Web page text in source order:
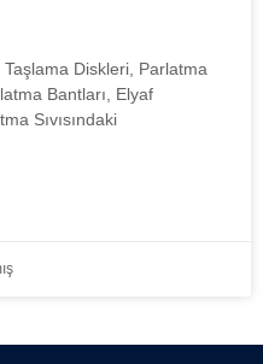
Diskleri, Parlatma
Bantları, Elyaf
Sıvısındaki